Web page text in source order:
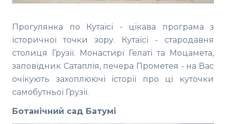
Прогулянка по Кутаїсі - цікава програма з
історичної точки зору. Кутаїсі - стародавня
столиця Грузії. Монастирі Гелаті та Моцамета,
заповідник Сатаплія, печера Прометея - на Вас
очікують захоплюючі історії про ці куточки
самобутньої Грузії.
Ботанічний сад Батумі